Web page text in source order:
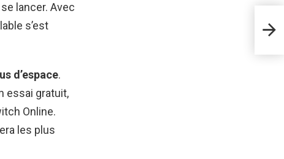
lancer. Avec
s’est
d’espace.
essai gratuit,
Online.
les plus
sur